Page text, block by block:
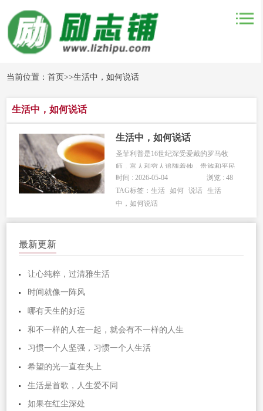
当前位置：首页>>生活中，如何说话
生活中，如何说话
生活中，如何说话
圣菲利普是16世纪深受爱戴的罗马牧
师，富人和穷人追随着他，贵族和平民
也都喜欢他，这一切都是因为他的善解
人意。 有一次，一位年轻的女孩来
到圣菲利普面前倾诉自己的苦恼。圣菲
时间 : 2026-05-04
浏览 : 48
TAG标签：生活 如何 说话 生活
中，如何说话
最新更新
让心纯粹，过清雅生活
时间就像一阵风
哪有天生的好运
和不一样的人在一起，就会有不一样的人生
习惯一个人坚强，习惯一个人生活
希望的光一直在头上
生活是首歌，人生爱不同
如果在红尘深处